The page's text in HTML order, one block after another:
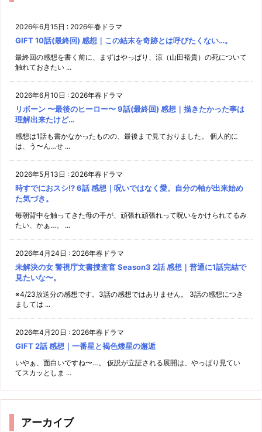
2026年6月15日 : 2026年春ドラマ
GIFT 10話(最終回) 感想｜この結末を奇跡とは呼びたくない…。
最終回の感想を書く前に、まずはやっぱり、涼（山田裕貴）の死について
触れておきたい ...
2026年6月10日 : 2026年春ドラマ
リボーン 〜最後のヒーロー〜 9話(最終回) 感想｜描きたかった事は
理解出来たけど…
感想は1話も書かなかったものの、最後まで見ておりました。 個人的に
は、う〜ん…せ ...
2026年5月13日 : 2026年春ドラマ
時すでにおスシ!? 6話 感想｜呪いではなく愛。自分の軸が出来始め
た気づき。
毎朝背中を触ってきた母の手が、頑張れ頑張れって呪いをかけられてるみ
たい、かぁ…。 ...
2026年4月24日 : 2026年春ドラマ
未解決の女 警視庁文書捜査官 Season3 2話 感想｜普通に1話完結で
見たいな〜。
※4/23放送分の感想です。3話の感想ではありません。 3話の感想につき
ましては ...
2026年4月20日 : 2026年春ドラマ
GIFT 2話 感想｜一番星と褐色矮星の邂逅
いやぁ、面白いですね〜…。 仮説が立証される展開は、やっぱり見てい
てスカッとしま ...
アーカイブ